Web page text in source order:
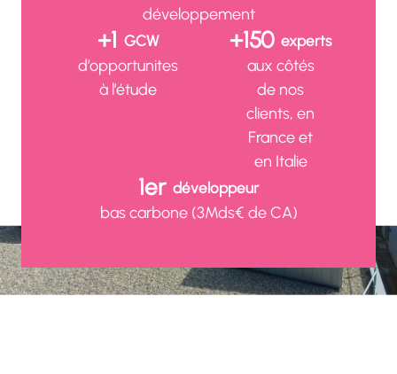
développement
+1 GCW
d’opportunites
à l’étude
+150 experts
aux côtés
de nos
clients, en
France et
en Italie
1er développeur
bas carbone (3Mds€ de CA)